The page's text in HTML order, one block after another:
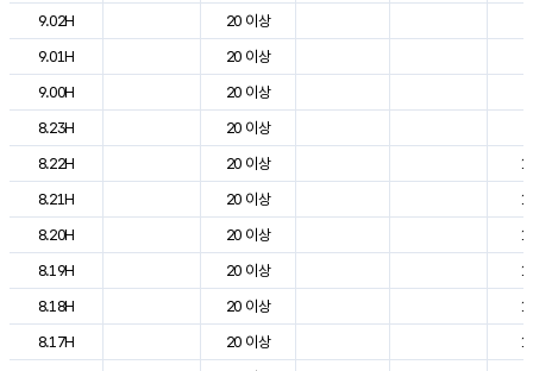
9.02H
20 이상
9.01H
20 이상
9.00H
20 이상
8.23H
20 이상
8.22H
20 이상
8.21H
20 이상
8.20H
20 이상
8.19H
20 이상
8.18H
20 이상
8.17H
20 이상